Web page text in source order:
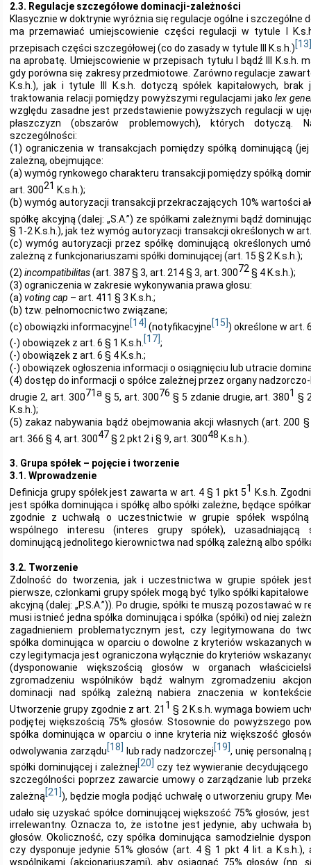
2.3. Regulacje szczegółowe dominacji-zależności
Klasycznie w doktrynie wyróżnia się regulacje ogólne i szczególne
ma przemawiać umiejscowienie części regulacji w tytule I
przepisach części szczegółowej (co do zasady w tytule III K.s.h.)[13]
na aprobatę. Umiejscowienie w przepisach tytułu I bądź III K.s.h.
gdy porówna się zakresy przedmiotowe. Zarówno regulacje
K.s.h.), jak i tytule III K.s.h. dotyczą spółek kapitałowych,
traktowania relacji pomiędzy powyższymi regulacjami jakolex
względu zasadne jest przedstawienie powyższych regulacji w
płaszczyzn (obszarów problemowych), których dotyczą.
szczególności:
(1) ograniczenia w transakcjach pomiędzy spółką dominującą
zależną, obejmujące:
(a) wymóg rynkowego charakteru transakcji pomiędzy spółką
art. 30021 K.s.h.);
(b) wymóg autoryzacji transakcji przekraczających 10% wartości
spółkę akcyjną (dalej: „S.A.”) ze spółkami zależnymi bądź
§ 1-2 K.s.h.), jak też wymóg autoryzacji transakcji określonych w art.
(c) wymóg autoryzacji przez spółkę dominującą określonych
zależną z funkcjonariuszami spółki dominującej (art. 15 § 2 K.s.h.);
(2) incompatibilitas(art. 387 § 3, art. 214 § 3, art. 30072 § 4 K.s.h.);
(3) ograniczenia w zakresie wykonywania prawa głosu:
(a) voting cap – art. 411 § 3 K.s.h.;
(b) tzw. pełnomocnictwo związane;
(c) obowiązki informacyjne[14] (notyfikacyjne[15]) określone w art.
(-) obowiązek z art. 6 § 1 K.s.h. [17];
(-) obowiązek z art. 6 § 4 K.s.h.;
(-) obowiązek ogłoszenia informacji o osiągnięciu lub utracie
(4) dostęp do informacji o spółce zależnej przez organy
drugie 2, art. 30071a§ 5, art. 30076 § 5 zdanie drugie, art. 3801 §
K.s.h.);
(5) zakaz nabywania bądź obejmowania akcji własnych (art. 200
art. 366 § 4, art. 30047§ 2 pkt 2 i § 9, art. 30048 K.s.h.).
3. Grupa spółek – pojęcie i tworzenie
3.1. Wprowadzenie
Definicja grupy spółek jest zawarta w art. 4 § 1 pkt 51 K.s.h.
jest spółka dominująca i spółkę albo spółki zależne, będące
zgodnie z uchwałą o uczestnictwie w grupie spółek
wspólnego interesu (interes grupy spółek), uzasadniającą
dominującą jednolitego kierownictwa nad spółką zależną albo
3.2. Tworzenie
Zdolność do tworzenia, jak i uczestnictwa w grupie spółek
pierwsze, członkami grupy spółek mogą być tylko spółki
akcyjną (dalej: „P.S.A.”)). Po drugie, spółki te muszą pozostawać
musi istnieć jedna spółka dominująca i spółka (spółki) od niej
zagadnieniem problematycznym jest, czy legitymowana do
spółka dominująca w oparciu o dowolne z kryteriów wskazanych
czy legitymacja jest ograniczona wyłącznie do kryteriów
(dysponowanie większością głosów w organach
zgromadzeniu wspólników bądź walnym zgromadzeniu
dominacji nad spółką zależną nabiera znaczenia w
Utworzenie grupy zgodnie z art. 21 1 § 2 K.s.h. wymaga bowiem
podjętej większością 75% głosów. Stosownie do powyższego
spółka dominująca w oparciu o inne kryteria niż większość
odwolywania zarządu[18] lub rady nadzorczej[19], unię personalną
spółki dominującej i zależnej[20] czy też wywieranie decydującego
szczególności poprzez zawarcie umowy o zarządzanie lub
zależną[21]), będzie mogła podjąć uchwałę o utworzeniu grupy.
udało się uzyskać spółce dominującej większość 75% głosów,
irrelewantny. Oznacza to, że istotne jest jedynie, aby uchwała
głosów. Okoliczność, czy spółka dominująca samodzielnie
czy dysponuje jedynie 51% głosów (art. 4 § 1 pkt 4 lit. a K.s.h.),
wspólnikami (akcjonariuszami), aby osiągnąć 75% głosów (np.